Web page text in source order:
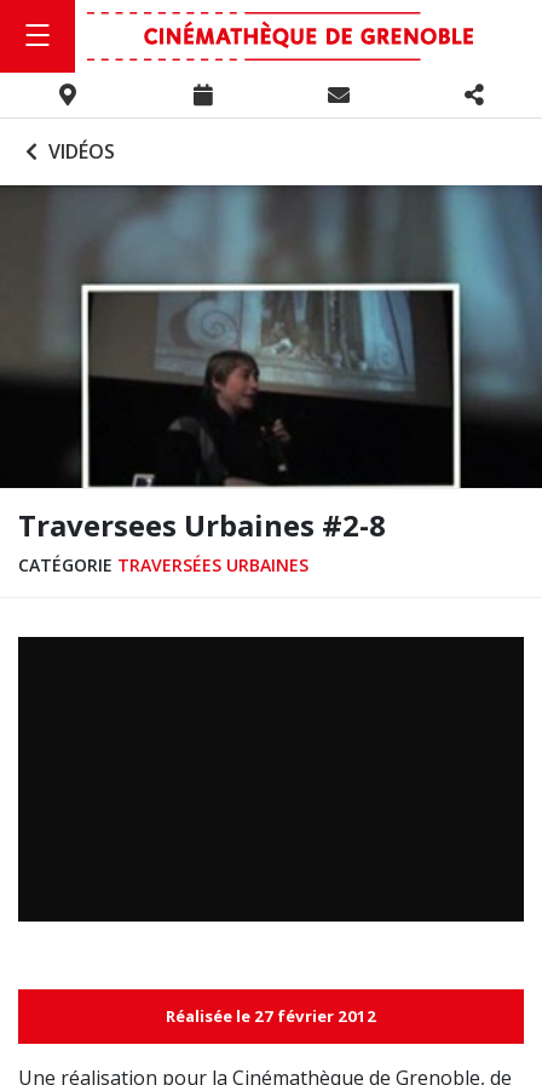
VIDÉOS
Traversees Urbaines #2-8
CATÉGORIE TRAVERSÉES URBAINES
Réalisée le 27 février 2012
Une réalisation pour la Cinémathèque de Grenoble, de